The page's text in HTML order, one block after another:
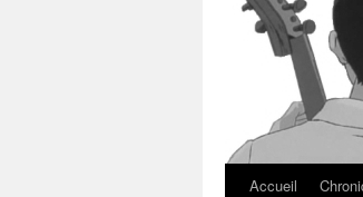
Accueil